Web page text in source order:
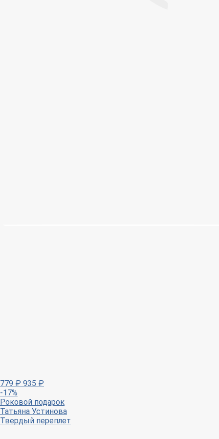
779 ₽ 935 ₽
-17%
Роковой подарок
Татьяна Устинова
Твердый переплет